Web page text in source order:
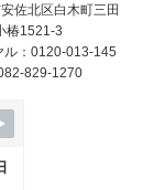
佐北区白木町三田
椿1521-3
ル：0120-013-145
829-1270